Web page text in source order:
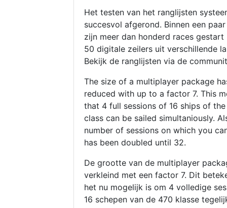
Het testen van het ranglijsten
succesvol afgerond. Binnen een
zijn meer dan honderd races gestart
50 digitale zeilers uit verschillende
Bekijk de ranglijsten via de
The size of a multiplayer package
reduced with up to a factor 7. This
that 4 full sessions of 16 ships of
class can be sailed simultaniously.
number of sessions on which you
has been doubled until 32.
De grootte van de multiplayer
verkleind met een factor 7. Dit
het nu mogelijk is om 4 volledige
16 schepen van de 470 klasse